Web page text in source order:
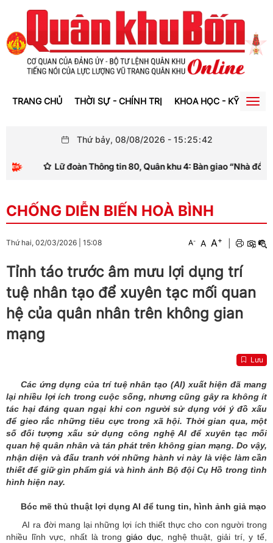
TRANG CHỦ THỜI SỰ - CHÍNH TRỊ KHOA HỌC - KỸ THUẬT
Thứ bảy, 08/08/2026 - 15:25:42
Lữ đoàn Thông tin 80, Quân khu 4: Bàn giao “Nhà đồng đội”
CHỐNG DIỄN BIẾN HOÀ BÌNH
Thứ hai, 02/03/2026 15:08 A- A A+
Tỉnh táo trước âm mưu lợi dụng trí
tuệ nhân tạo để xuyên tạc mối quan
hệ của quân nhân trên không gian
mạng
Lưu
Các ứng dụng của trí tuệ nhân tạo (AI) xuất hiện đã mang
lại nhiều lợi ích trong cuộc sống, nhưng cũng gây ra không ít
tác hại đáng quan ngại khi con người sử dụng với ý đồ xấu
để gieo rắc những tiêu cực trong xã hội. Thời gian qua, một
số đối tượng xấu sử dụng công nghệ AI để xuyên tạc mối
quan hệ quân nhân và tán phát trên không gian mạng. Do vậy,
nhận diện và đấu tranh với những hành vi này là việc làm cần
thiết để giữ gìn phẩm giá và hình ảnh Bộ đội Cụ Hồ trong tình
hình hiện nay.
Bóc mẽ thủ thuật lợi dụng AI để tung tin, hình ảnh giả mạo
AI ra đời mang lại những lợi ích thiết thực cho con người trong
nhiều lĩnh vực, nhất là tronggiáo dục, nghệ thuật, giải trí, y tế,